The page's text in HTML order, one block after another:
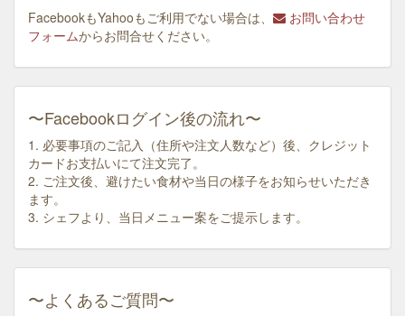
FacebookもYahooもご利用でない場合は、
お問い合わせ
フォームからお問合せください。
〜Facebookログイン後の流れ〜
1. 必要事項のご記入（住所や注文人数など）後、クレジット
カードお支払いにて注文完了。
2. ご注文後、避けたい食材や当日の様子をお知らせいただき
ます。
3. シェフより、当日メニュー案をご提示します。
〜よくあるご質問〜